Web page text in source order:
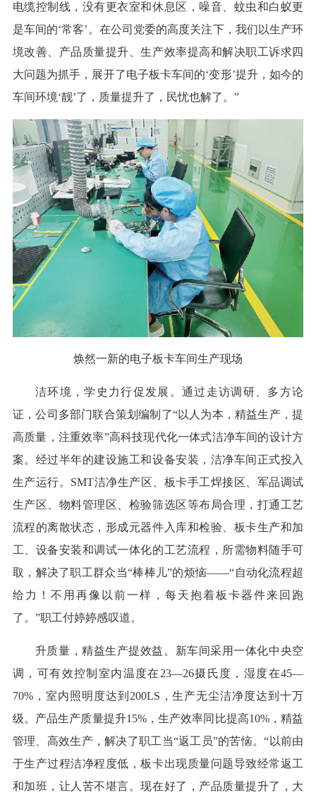
电缆控制线，没有更衣室和休息区，噪音、蚊虫和白蚁更
是车间的‘常客’。在公司党委的高度关注下，我们以生产环
境改善、产品质量提升、生产效率提高和解决职工诉求四
大问题为抓手，展开了电子板卡车间的‘变形’提升，如今的
车间环境‘靓’了，质量提升了，民忧也解了。”
焕然一新的电子板卡车间生产现场
洁环境，学史力行促发展。通过走访调研、多方论
证，公司多部门联合策划编制了“以人为本，精益生产，提
高质量，注重效率”高科技现代化一体式洁净车间的设计方
案。经过半年的建设施工和设备安装，洁净车间正式投入
生产运行。SMT洁净生产区、板卡手工焊接区、军品调试
生产区、物料管理区、检验筛选区等布局合理，打通工艺
流程的离散状态，形成元器件入库和检验、板卡生产和加
工、设备安装和调试一体化的工艺流程，所需物料随手可
取，解决了职工群众当“棒棒儿”的烦恼——“自动化流程超
给力！不用再像以前一样，每天抱着板卡器件来回跑
了。”职工付婷婷感叹道。
升质量，精益生产提效益。新车间采用一体化中央空
调，可有效控制室内温度在23—26摄氏度，湿度在45—
70%，室内照明度达到200LS，生产无尘洁净度达到十万
级。产品生产质量提升15%，生产效率同比提高10%，精益
管理、高效生产，解决了职工当“返工员”的苦恼。“以前由
于生产过程洁净程度低，板卡出现质量问题导致经常返工
和加班，让人苦不堪言。现在好了，产品质量提升了，大